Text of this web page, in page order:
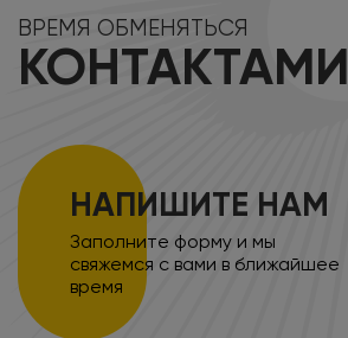
ВРЕМЯ ОБМЕНЯТЬСЯ
КОНТАКТАМИ
НАПИШИТЕ НАМ
Заполните форму и мы
свяжемся с вами в ближайшее
время